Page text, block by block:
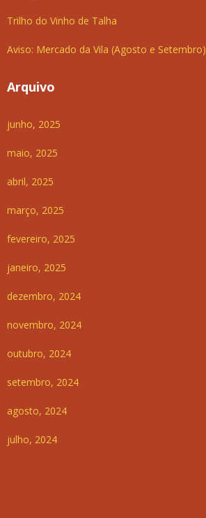
Trilho do Vinho de Talha
Aviso: Mercado da Vila (Agosto e Setembro)
Arquivo
junho, 2025
maio, 2025
abril, 2025
março, 2025
fevereiro, 2025
janeiro, 2025
dezembro, 2024
novembro, 2024
outubro, 2024
setembro, 2024
agosto, 2024
julho, 2024